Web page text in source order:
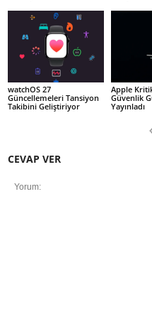
watchOS 27
Güncellemeleri Tansiyon
Takibini Geliştiriyor
Apple
Güvenlik
Yayınladı
CEVAP VER